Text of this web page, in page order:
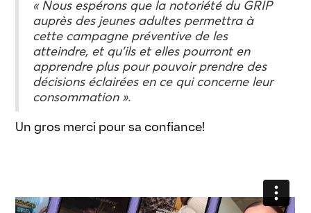
« Nous espérons que la notoriété du GRIP
auprès des jeunes adultes permettra à
cette campagne préventive de les
atteindre, et qu’ils et elles pourront en
apprendre plus pour pouvoir prendre des
décisions éclairées en ce qui concerne leur
consommation ».
Un gros merci pour sa confiance!